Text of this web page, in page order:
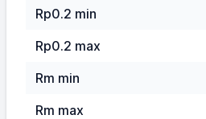
Rp0.2 min
Rp0.2 max
Rm min
Rm max